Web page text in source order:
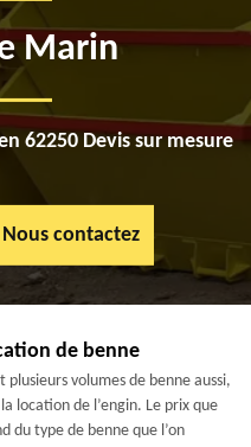
Marin
62250 Devis sur mesure
Nous contactez
de benne
volumes de benne aussi,
location de l’engin. Le prix que
du type de benne que l’on